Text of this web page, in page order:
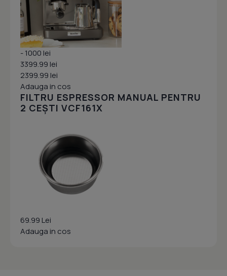
- 1000 lei
3399.99 lei
2399.99 lei
Adauga in cos
FILTRU ESPRESSOR MANUAL PENTRU
2 CEȘTI VCF161X
69.99 Lei
Adauga in cos